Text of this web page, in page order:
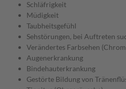
Schläfrigkeit
Müdigkeit
Taubheitsgefühl
Sehstörungen, bei Auftreten
Verändertes Farbsehen
Augenerkrankung
Bindehauterkrankung
Gestörte Bildung von